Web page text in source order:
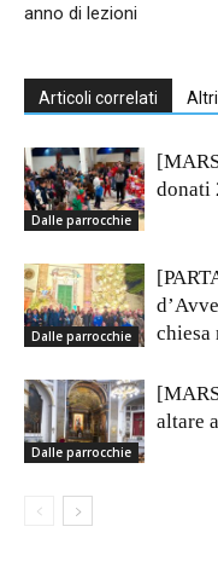
anno di lezioni
Articoli correlati
Dalle parrocchie
donati
Dalle parrocchie
chiesa
Dalle parrocchie
altare